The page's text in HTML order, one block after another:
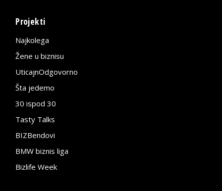
Projekti
Najkolega
Žene u biznisu
UticajnOdgovorno
Šta jedemo
30 ispod 30
Tasty Talks
BIZBendovi
BMW biznis liga
Bizlife Week